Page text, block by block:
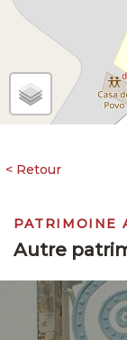
PATRIMOINE
Autre